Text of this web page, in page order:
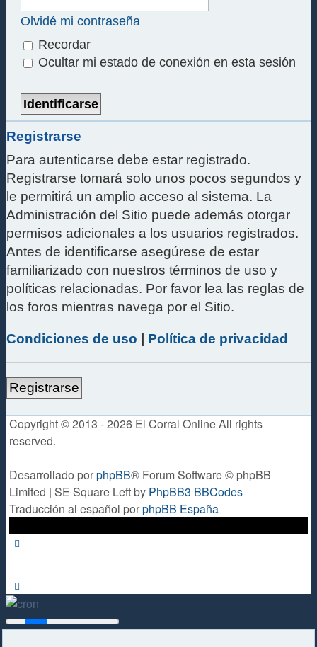
Olvidé mi contraseña
Recordar
Ocultar mi estado de conexión en esta sesión
Registrarse
Para autenticarse debe estar registrado.
Registrarse tomará solo unos pocos segundos y
le permitirá un amplio acceso al sistema. La
Administración del Sitio puede además otorgar
permisos adicionales a los usuarios registrados.
Antes de identificarse asegúrese de estar
familiarizado con nuestros términos de uso y
políticas relacionadas. Por favor lea las reglas de
los foros mientras navega por el Sitio.
Condiciones de uso Política de privacidad
Registrarse
Copyright © 2013 - 2026 El Corral Online All rights
reserved.
Desarrollado porphpBB® Forum Software © phpBB
Limited | SE Square Left by PhpBB3 BBCodes
Traducción al español porphpBB España